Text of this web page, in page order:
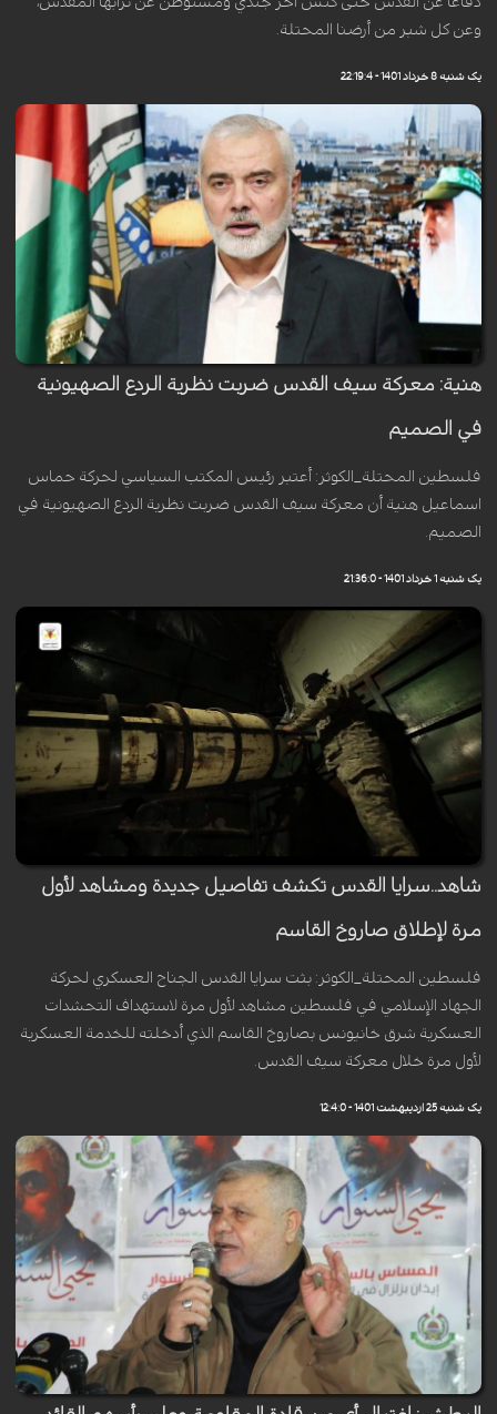
وعن كل شبر من أرضنا المحتلة.
یک شنبه 8 خرداد 1401 - 22:19:4
هنية: معركة سيف القدس ضربت نظرية الردع الصهيونية
في الصميم
فلسطين المحتلة_الكوثر: أعتبر رئيس المكتب السياسي لحركة حماس
اسماعيل هنية أن معركة سيف القدس ضربت نظرية الردع الصهيونية في
الصميم.
یک شنبه 1 خرداد 1401 - 21:36:0
شاهد..سرايا القدس تكشف تفاصيل جديدة ومشاهد لأول
مرة لإطلاق صاروخ القاسم
فلسطين المحتلة_الكوثر: بثت سرايا القدس الجناح العسكري لحركة
الجهاد الإسلامي في فلسطين مشاهد لأول مرة لاستهداف التحشدات
العسكرية شرق خانيونس بصاروخ القاسم الذي أدخلته للخدمة العسكرية
لأول مرة خلال معركة سيف القدس.
یک شنبه 25 اردیبهشت 1401 - 12:4:0